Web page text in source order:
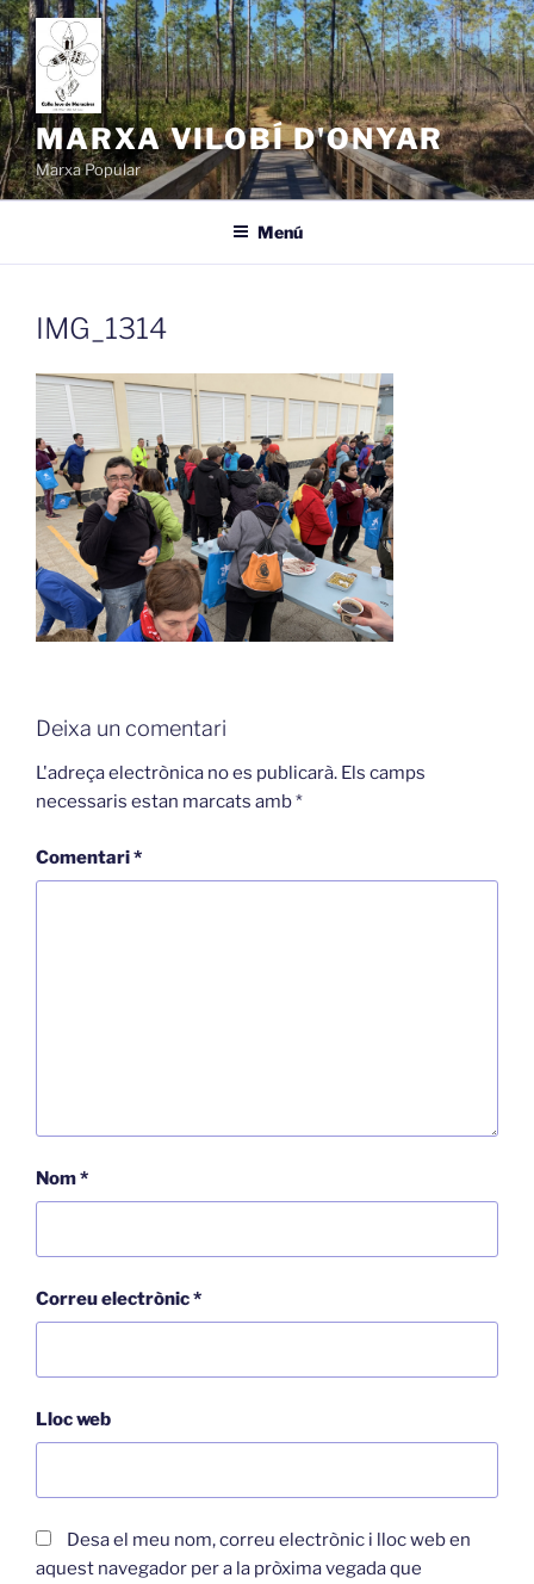
Vés
al
contingut
MARXA VILOBÍ D'ONYAR
Marxa Popular
Menú
IMG_1314
Deixa un comentari
L'adreça electrònica no es publicarà. Els camps
necessaris estan marcats amb*
Comentari*
Nom*
Correu electrònic*
Lloc web
Desa el meu nom, correu electrònic i lloc web en
aquest navegador per a la pròxima vegada que